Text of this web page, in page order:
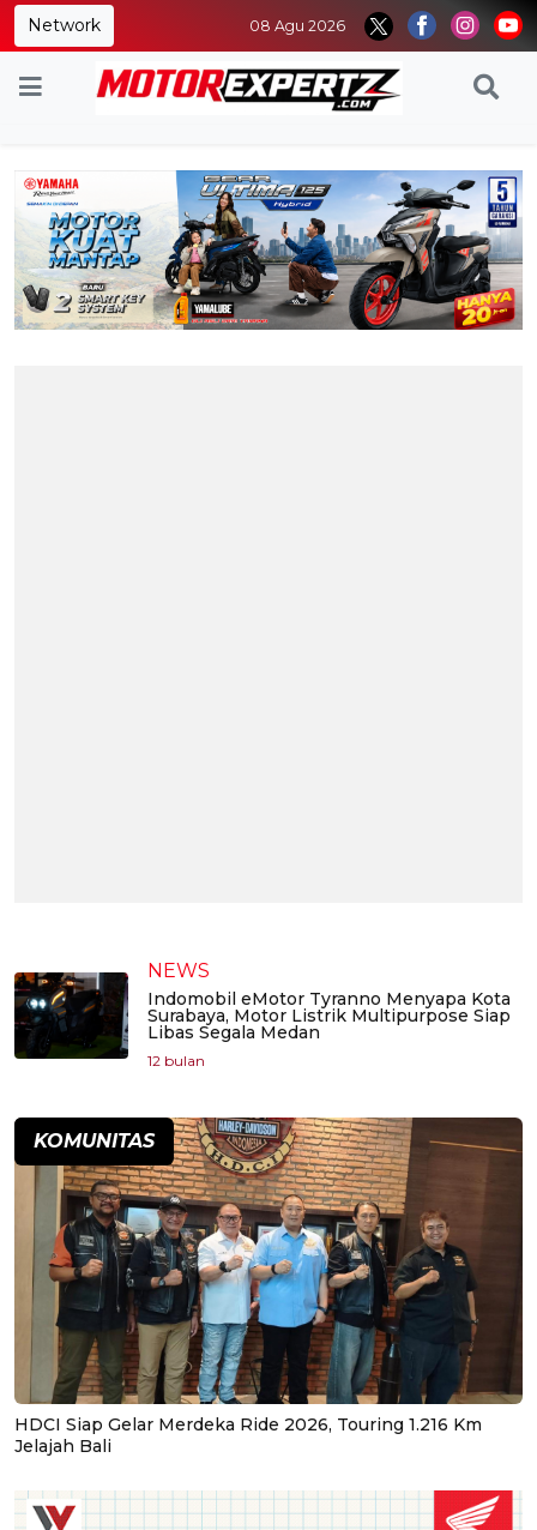
Network 08 Agu 2026
NEWS
Indomobil eMotor Tyranno Menyapa Kota
Surabaya, Motor Listrik Multipurpose Siap
Libas Segala Medan
12 bulan
KOMUNITAS
HDCI Siap Gelar Merdeka Ride 2026, Touring 1.216 Km
Jelajah Bali